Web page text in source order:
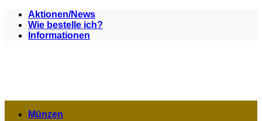
Zum
Inhalt
springen
Aktionen/News
Wie bestelle ich?
Informationen
Münzen